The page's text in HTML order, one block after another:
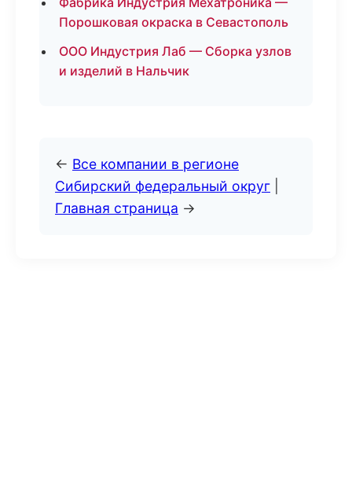
Порошковая окраска в Севастополь
ООО Индустрия Лаб — Сборка узлов
и изделий в Нальчик
← Все компании в регионе
Сибирский федеральный округ
Главная страница →